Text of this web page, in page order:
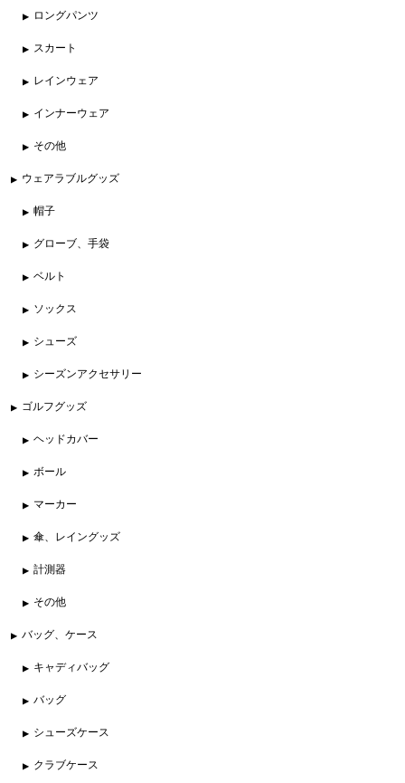
ロングパンツ
スカート
レインウェア
インナーウェア
その他
ウェアラブルグッズ
帽子
グローブ、手袋
ベルト
ソックス
シューズ
シーズンアクセサリー
ゴルフグッズ
ヘッドカバー
ボール
マーカー
傘、レイングッズ
計測器
その他
バッグ、ケース
キャディバッグ
バッグ
シューズケース
クラブケース